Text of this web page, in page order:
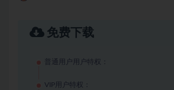
免费下载
普通用户用户特权：
VIP用户特权：